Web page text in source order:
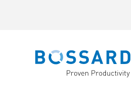
Bossard homepage